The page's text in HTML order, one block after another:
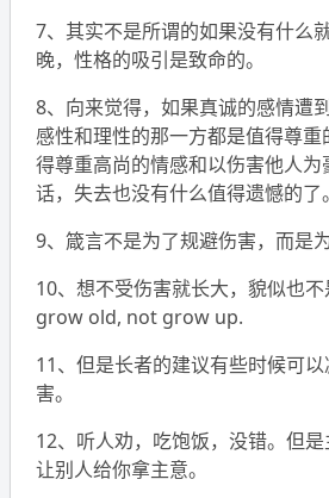
7、其实不是所谓的如果没有什么
晚，性格的吸引是致命的。
8、向来觉得，如果真诚的感情遭
感性和理性的那一方都是值得尊
得尊重高尚的情感和以伤害他人为
话，失去也没有什么值得遗憾的了。
9、箴言不是为了规避伤害，而是
10、想不受伤害就长大，貌似也
grow old, not grow up.
11、但是长者的建议有些时候可
害。
12、听人劝，吃饱饭，没错。但
让别人给你拿主意。